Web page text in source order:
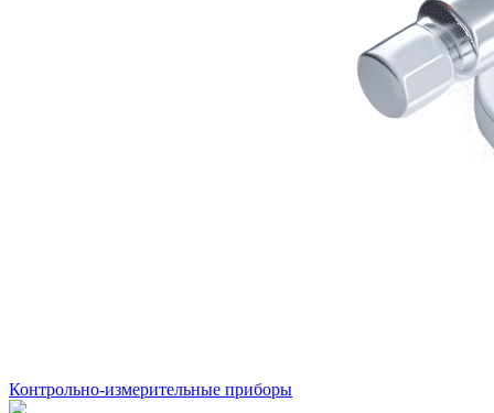
Контрольно-измерительные приборы